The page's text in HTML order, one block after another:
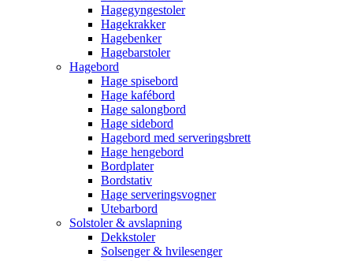
Hagegyngestoler
Hagekrakker
Hagebenker
Hagebarstoler
Hagebord
Hage spisebord
Hage kafébord
Hage salongbord
Hage sidebord
Hagebord med serveringsbrett
Hage hengebord
Bordplater
Bordstativ
Hage serveringsvogner
Utebarbord
Solstoler & avslapning
Dekkstoler
Solsenger & hvilesenger